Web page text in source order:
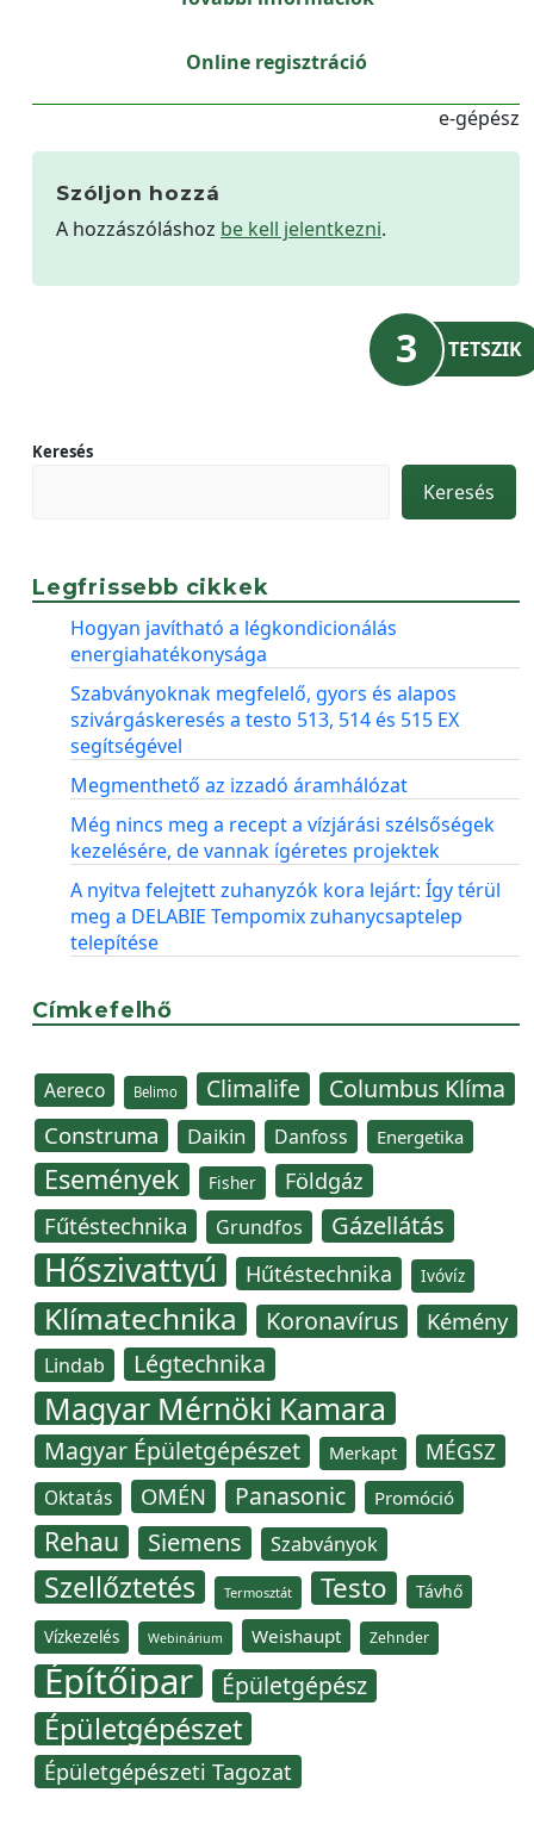
Online regisztráció
e-gépész
Szóljon hozzá
A hozzászóláshoz be kell jelentkezni.
3 TETSZIK
Keresés
Keresés
Legfrissebb cikkek
Hogyan javítható a légkondicionálás
energiahatékonysága
Szabványoknak megfelelő, gyors és alapos
szivárgáskeresés a testo 513, 514 és 515 EX
segítségével
Megmenthető az izzadó áramhálózat
Még nincs meg a recept a vízjárási szélsőségek
kezelésére, de vannak ígéretes projektek
A nyitva felejtett zuhanyzók kora lejárt: Így térül
meg a DELABIE Tempomix zuhanycsaptelep
telepítése
Címkefelhő
Aereco Belimo Climalife Columbus Klíma
Construma Daikin Danfoss Energetika
Események Fisher Földgáz
Fűtéstechnika Grundfos Gázellátás
Hőszivattyú Hűtéstechnika Ivóvíz
Klímatechnika Koronavírus Kémény
Lindab Légtechnika
Magyar Mérnöki Kamara
Magyar Épületgépészet Merkapt MÉGSZ
Oktatás OMÉN Panasonic Promóció
Rehau Siemens Szabványok
Szellőztetés Termosztát Testo Távhő
Vízkezelés Webinárium Weishaupt Zehnder
Építőipar Épületgépész
Épületgépészet
Épületgépészeti Tagozat